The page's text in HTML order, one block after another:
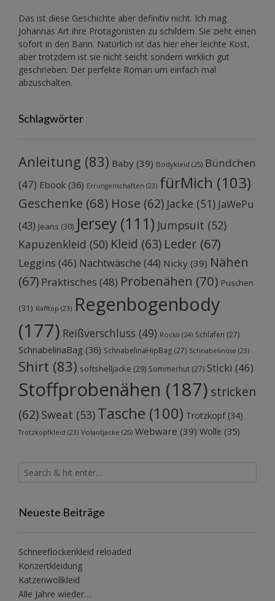
Das ist diese Geschichte aber definitiv nicht. Ich mag
Johannas Art ihre Protagonisten zu schildern. Sie zieht einen
sofort in den Bann. Natürlich ist das hier eher leichte Kost,
aber trotzdem ist sie nicht seicht sondern wirklich gut
geschrieben. Der perfekte Roman um einfach mal
abzuschalten.
Schlagwörter
Anleitung (83) Baby (39) Bodykleid (25) Bündchen
(47) Ebook (36) Errungenschaften (23) fürMich (103)
Geschenke (68) Hose (62) Jacke (51) JaWePu
(43) Jeans (30) Jersey (111) Jumpsuit (52)
Kapuzenkleid (50) Kleid (63) Leder (67)
Leggins (46) Nachtwäsche (44) Nicky (39) Nähen
(67) Praktisches (48) Probenähen (70) Puschen
(31) Rafftop (23) Regenbogenbody
(177) Reißverschluss (49) Röckli (24) Schlafen (27)
SchnabelinaBag (36) SchnabelinaHipBag (27) Schnabelinose (23)
Shirt (83) softshelljacke (29) Sommerhut (27) Sticki (46)
Stoffprobenähen (187) stricken
(62) Sweat (53) Tasche (100) Trotzkopf(34)
Trotzkopfkleid (23) Volantjacke (25) Webware (39) Wolle (35)
Neueste Beiträge
Schneeflockenkleid reloaded
Konzertkleidung
Katzenwollkleid
Alle Jahre wieder…